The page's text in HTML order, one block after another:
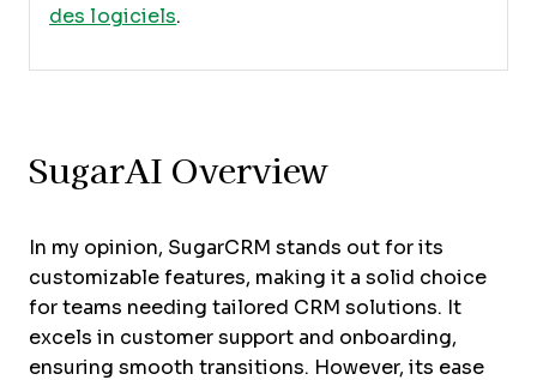
des logiciels.
SugarAI Overview
In my opinion, SugarCRM stands out for its
customizable features, making it a solid choice
for teams needing tailored CRM solutions. It
excels in customer support and onboarding,
ensuring smooth transitions. However, its ease